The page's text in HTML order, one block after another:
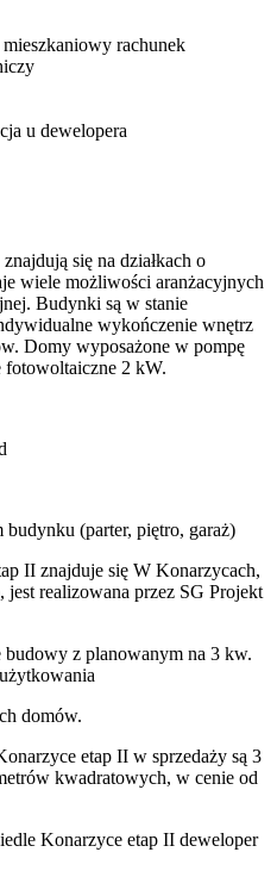
rachunek
u dewelopera
się na działkach o
wiele możliwości aranżacyjnych
Budynki są w stanie
wykończenie wnętrz
Domy wyposażone w pompę
fotowoltaiczne 2 kW.
budynku (parter, piętro, garaż)
II znajduje się W Konarzycach,
realizowana przez SG Projekt
z planowanym na 3 kw.
domów.
etap II w sprzedaży są 3
kwadratowych, w cenie od
Konarzyce etap II deweloper